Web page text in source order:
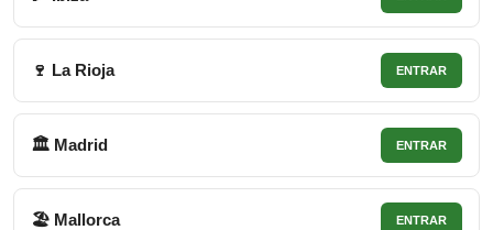
🍷 La Rioja ENTRAR
🏛 Madrid ENTRAR
🏖 Mallorca ENTRAR